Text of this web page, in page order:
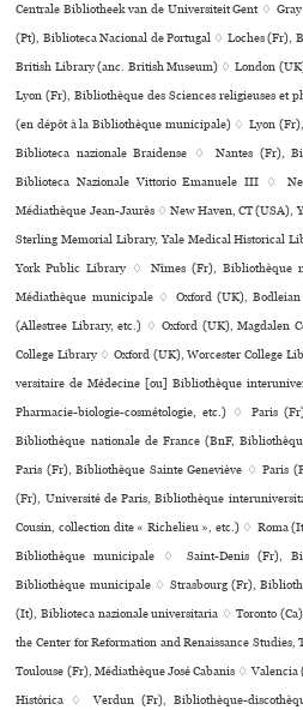
Centrale Bibliotheek van de Universiteit Gent ♢
(Pt), Biblioteca Nacional de Portugal ♢ Loches
British Library (anc. British Museum) ♢ London
Lyon (Fr), Bibliothèque des Sciences reli­gieu­ses et
(en dépôt à la Bibliothèque muni­ci­pale) ♢ Lyon
Biblioteca nazio­nale Braidense ♢ Nantes (Fr),
Biblioteca Nazionale Vittorio Emanuele III ♢
Médiathèque Jean-Jaurès ♢ New Haven, CT (USA),
Sterling Memorial Library, Yale Medical Historical
York Public Library ♢ Nîmes (Fr), Bibliothèque
Médiathèque muni­ci­pale ♢ Oxford (UK),
(Allestree Library, etc.) ♢ Oxford (UK), Magdalen
College Library ♢ Oxford (UK), Worcester College
ver­si­taire de Médecine [ou] Bibliothèque
Pharmacie-bio­lo­gie-cos­mé­to­lo­gie, etc.) ♢ Paris
Bibliothèque nationale de France (BnF,
Paris (Fr), Bibliothèque Sainte Geneviève ♢ Paris
(Fr), Université de Paris, Bibliothèque
Cousin, collection dite « Richelieu », etc.) ♢ Roma
Bibliothèque muni­ci­pale ♢ Saint-Denis (Fr),
Bibliothèque muni­ci­pale ♢ Strasbourg (Fr),
(It), Biblioteca nazio­nale uni­ver­si­ta­ria ♢ Toronto
the Center for Reformation and Renaissance
Toulouse (Fr), Médiathèque José Cabanis ♢
Histórica ♢ Verdun (Fr), Bibliothèque-